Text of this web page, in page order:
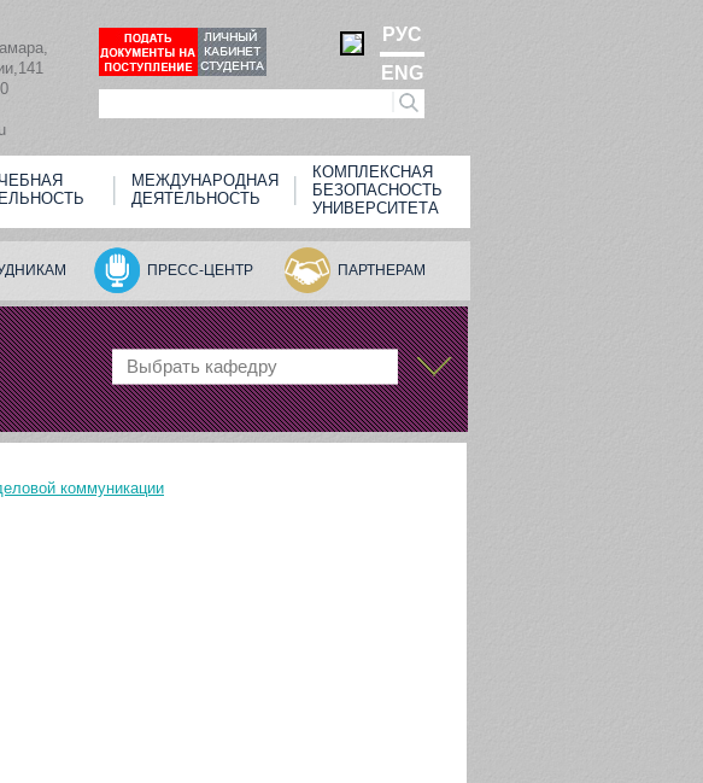
РУС
ENG
МЕЖДУНАРОДНАЯ
ДЕЯТЕЛЬНОСТЬ
КОМПЛЕКСНАЯ
БЕЗОПАСНОСТЬ
УНИВЕРСИТЕТА
ПАРТНЕРАМ
ПРЕСС-ЦЕНТР
Выбрать кафедру
коммуникации